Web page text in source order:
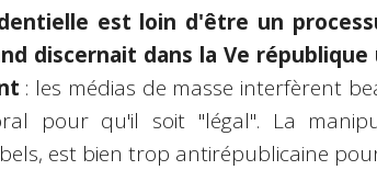
est loin d'être un
discernait dans la Ve république
: les médias de masse interfèrent
pour qu'il soit "légal". La
est bien trop antirépublicaine